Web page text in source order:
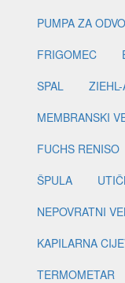
PUMPA ZA
FRIGOMEC
SPAL
MEMBRANSKI
FUCHS RENISO
ŠPULA
NEPOVRATNI
KAPILARNA
TERMOMETAR